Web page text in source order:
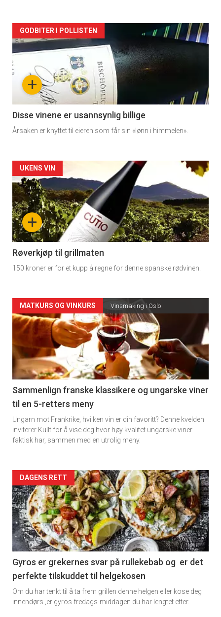
Forsiden
akkurat
nå
3
+
GODBITER I POLLISTEN
Disse vinene er usannsynlig billige
Årsaken er knyttet til eieren som får sin «lønn i himmelen».
Forsiden
akkurat
nå
-
4
+
UKENS VIN
Røverkjøp til grillmaten
150 kroner er for et kupp å regne for denne spanske rødvinen.
Forsiden
akkurat
nå
-
5
MATKURS OG VINKURS Vinsmaking i Oslo
Sammenlign franske klassikere og ungarske viner
til en 5-retters meny
Ungarn mot Frankrike, hvilken vin er din favoritt? Denne kvelden
inviterer Kullt for å vise deg hvor høy kvalitet ungarske viner
faktisk har, sammen med en utrolig meny.
Forsiden
akkurat
nå
-
6
DAGENS RETT
Gyros er grekernes svar på rullekebab og er det
perfekte tilskuddet til helgekosen
Om du har tenkt til å ta frem grillen denne helgen eller kose deg
innendørs ,er gyros fredags-middagen du har lengtet etter.